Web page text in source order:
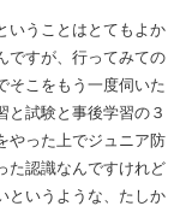
いうことはとてもよか
ですが、行ってみての
そこをもう一度伺いた
と試験と事後学習の３
やった上でジュニア防
た認識なんですけれど
というような、たしか